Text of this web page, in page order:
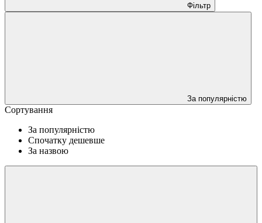
Фільтр
За популярністю
Сортування
За популярністю
Спочатку дешевше
За назвою